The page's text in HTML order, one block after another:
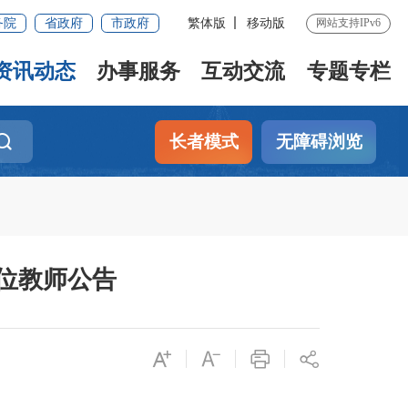
院 省政府 市政府 繁体版 移动版 网站支持IPv6
讯动态 办事服务 互动交流 专题专栏
长者模式 无障碍浏览
教师公告